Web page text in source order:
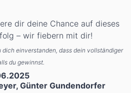
dir deine Chance auf dieses
– wir fiebern mit dir!
einverstanden, dass dein vollständiger
du gewinnst.
Günter Gundendorfer